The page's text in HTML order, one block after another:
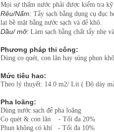
Mọi sự thấm nước phải được kiểm tra
Rêu/Nấm: Tẩy sạch bằng dụng cụ đục
lại bề mặt bằng nước sạch và để khô.
Dầu/ mỡ: Làm sạch bằng chất tẩy nhẹ
Phương pháp thi công:
Dùng cọ quét, con lăn hay súng phun
Mức tiêu hao:
Theo lý thuyết: 14.0 m2/ Lít ( Độ dày
Pha loãng:
Dùng nước sạch để pha loãng
Cọ quét & con lăn - Tối đa 20%
Phun không có khí - Tối đa 10%